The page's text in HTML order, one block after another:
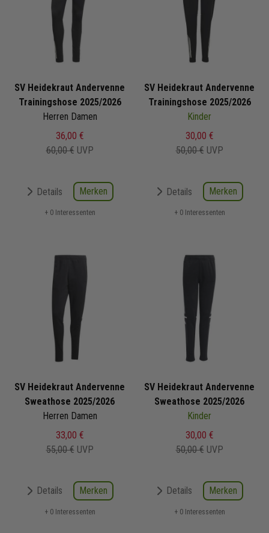
SV Heidekraut Andervenne
Trainingshose 2025/2026
Herren Damen
36,00 €
60,00 € UVP
Details Merken
+ 0 Interessenten
SV Heidekraut Andervenne
Trainingshose 2025/2026
Kinder
30,00 €
50,00 € UVP
Details Merken
+ 0 Interessenten
SV Heidekraut Andervenne
Sweathose 2025/2026
Herren Damen
33,00 €
55,00 € UVP
Details Merken
+ 0 Interessenten
SV Heidekraut Andervenne
Sweathose 2025/2026
Kinder
30,00 €
50,00 € UVP
Details Merken
+ 0 Interessenten